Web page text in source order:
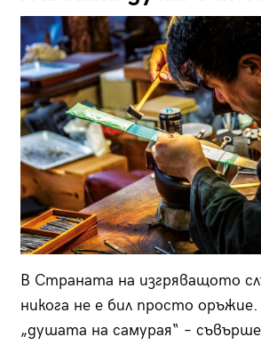
В Страната на изгряващото
никога не е бил просто
„душата на самурая“ –